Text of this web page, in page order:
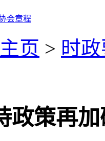
会章程
主页 > 时
政策再加